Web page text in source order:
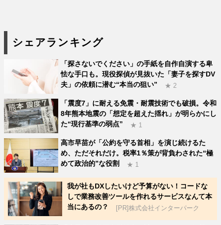
シェアランキング
「探さないでください」の手紙を自作自演する卑
怯な手口も。現役探偵が見抜いた「妻子を探すDV
夫」の依頼に潜む“本当の狙い”
★ 2
「震度7」に耐える免震・耐震技術でも破損。令和
8年熊本地震の「想定を超えた揺れ」が明らかにし
た“現行基準の弱点”
★ 1
高市早苗が「公約を守る首相」を演じ続けるた
め、ただそれだけ。税率1％策が背負わされた“極
めて政治的”な役割
★ 1
我が社もDXしたいけど予算がない！コードな
しで業務改善ツールを作れるサービスなんて本
当にあるの？
[PR]株式会社インターパーク